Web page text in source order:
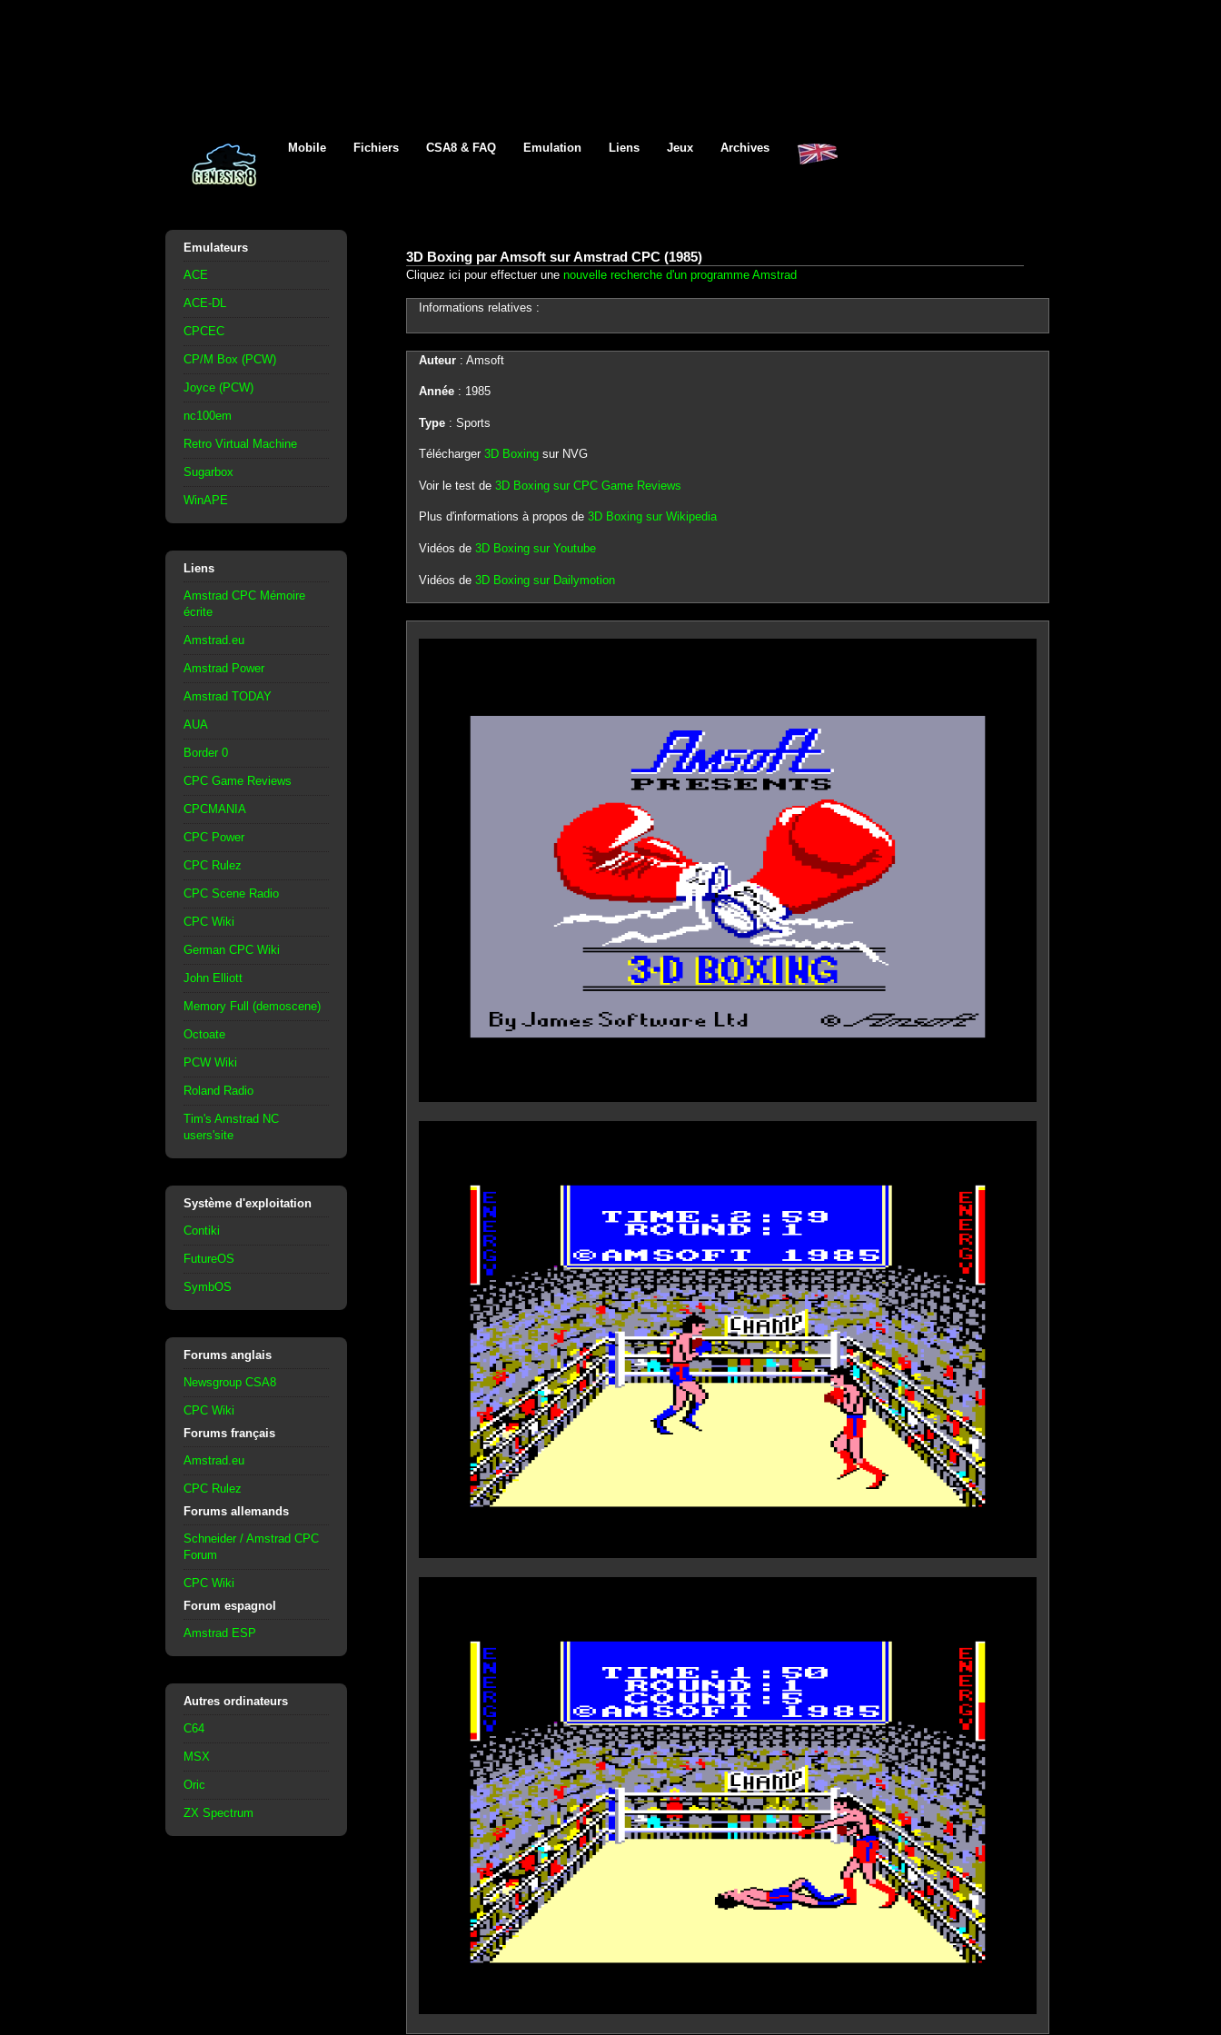
Mobile Fichiers CSA8 & FAQ Emulation Liens Jeux Archives
Emulateurs
ACE
ACE-DL
CPCEC
CP/M Box (PCW)
Joyce (PCW)
nc100em
Retro Virtual Machine
Sugarbox
WinAPE
Liens
Amstrad CPC Mémoire
écrite
Amstrad.eu
Amstrad Power
Amstrad TODAY
AUA
Border 0
CPC Game Reviews
CPCMANIA
CPC Power
CPC Rulez
CPC Scene Radio
CPC Wiki
German CPC Wiki
John Elliott
Memory Full (demoscene)
Octoate
PCW Wiki
Roland Radio
Tim's Amstrad NC
users'site
Système d'exploitation
Contiki
FutureOS
SymbOS
Forums anglais
Newsgroup CSA8
CPC Wiki
Forums français
Amstrad.eu
CPC Rulez
Forums allemands
Schneider / Amstrad CPC
Forum
CPC Wiki
Forum espagnol
Amstrad ESP
Autres ordinateurs
C64
MSX
Oric
ZX Spectrum
3D Boxing par Amsoft sur Amstrad CPC (1985)
Cliquez ici pour effectuer une nouvelle recherche d'un programme Amstrad
Informations relatives :
Auteur: Amsoft
Année: 1985
Type: Sports
Télécharger 3D Boxingsur NVG
Voir le test de 3D Boxing sur CPC Game Reviews
Plus d'informations à propos de 3D Boxing sur Wikipedia
Vidéos de 3D Boxing sur Youtube
Vidéos de 3D Boxing sur Dailymotion